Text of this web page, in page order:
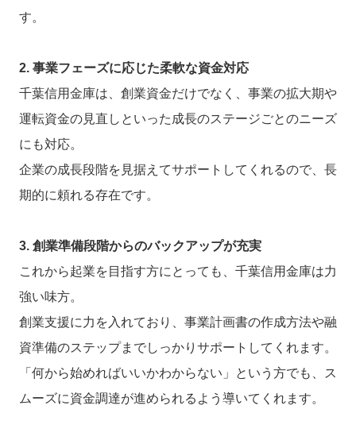
す。
2. 事業フェーズに応じた柔軟な資金対応
千葉信用金庫は、創業資金だけでなく、事業の拡大期や
運転資金の見直しといった成長のステージごとのニーズ
にも対応。
企業の成長段階を見据えてサポートしてくれるので、長
期的に頼れる存在です。
3. 創業準備段階からのバックアップが充実
これから起業を目指す方にとっても、千葉信用金庫は力
強い味方。
創業支援に力を入れており、事業計画書の作成方法や融
資準備のステップまでしっかりサポートしてくれます。
「何から始めればいいかわからない」という方でも、ス
ムーズに資金調達が進められるよう導いてくれます。